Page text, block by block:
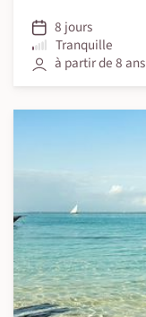
8 jours
Tranquille
à partir de 8 ans